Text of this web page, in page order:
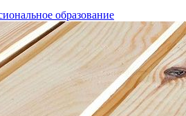
образование